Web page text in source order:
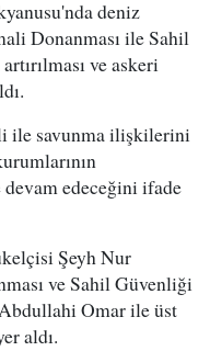
deniz
Donanması ile Sahil
ve askeri
ile savunma ilişkilerini
edeceğini ifade
Şeyh Nur
ve Sahil Güvenliği
Omar ile üst
aldı.